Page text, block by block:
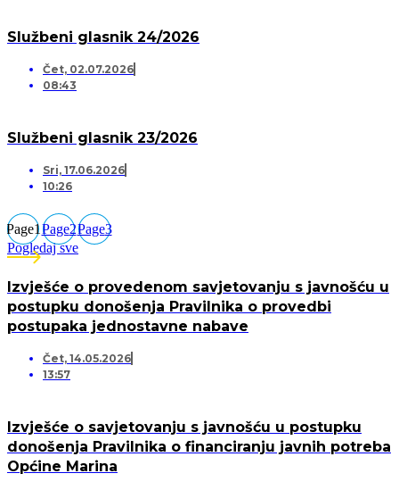
Službeni glasnik 24/2026
Čet, 02.07.2026
08:43
Službeni glasnik 23/2026
Sri, 17.06.2026
10:26
Page1Page2Page3
Pogledaj sve
Izvješće o provedenom savjetovanju s javnošću u
postupku donošenja Pravilnika o provedbi
postupaka jednostavne nabave
Čet, 14.05.2026
13:57
Izvješće o savjetovanju s javnošću u postupku
donošenja Pravilnika o financiranju javnih potreba
Općine Marina